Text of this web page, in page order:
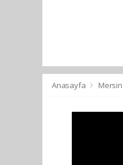
Anasayfa Mersin